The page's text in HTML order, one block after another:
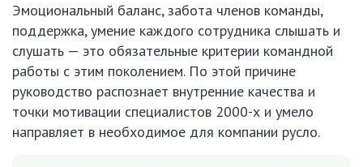
Эмоциональный баланс, забота членов команды,
поддержка, умение каждого сотрудника слышать и
слушать — это обязательные критерии командной
работы с этим поколением. По этой причине
руководство распознает внутренние качества и
точки мотивации специалистов 2000-х и умело
направляет в необходимое для компании русло.